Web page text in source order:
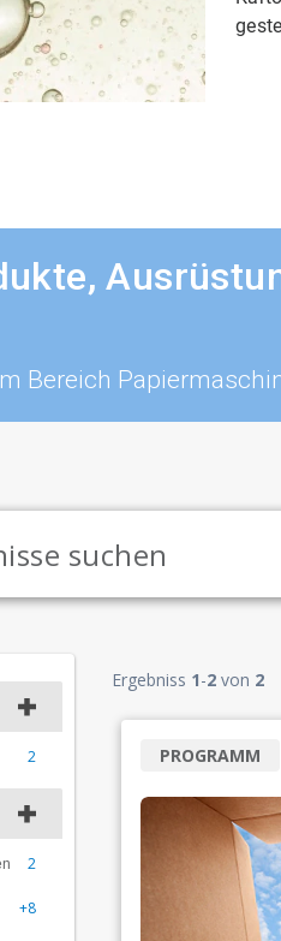
Bereich
2
2
+8
Ergebniss 1-2 von 2
PROGRAMM